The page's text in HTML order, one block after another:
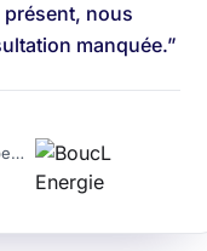
nous
manquée.”
Cheffe de projets Développement